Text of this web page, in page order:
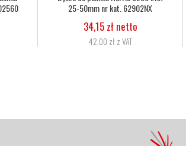
6,3mm, 8,0mm nr kat.
11,06 zł netto